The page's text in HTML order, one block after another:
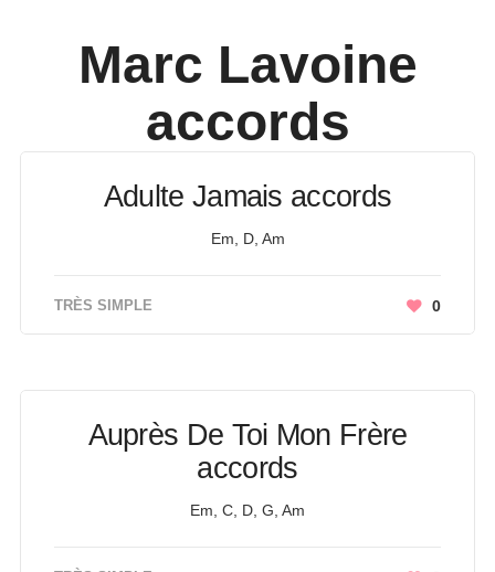
Marc Lavoine
accords
Adulte Jamais accords
Em, D, Am
TRÈS SIMPLE 0
Auprès De Toi Mon Frère
accords
Em, C, D, G, Am